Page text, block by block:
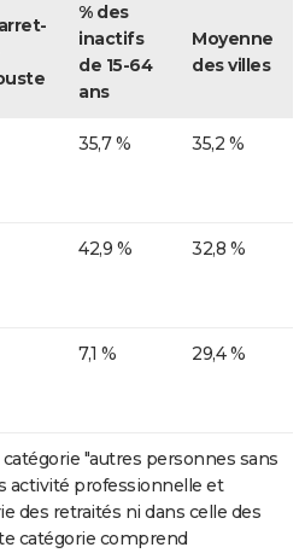
% des
inactifs
de 15-64
ans
Moyenne
des villes
35,7 % 35,2 %
42,9 % 32,8 %
7,1 % 29,4 %
"autres personnes sans
activité professionnelle et
des retraités ni dans celle des
catégorie comprend